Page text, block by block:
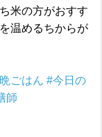
米の方がおすす
温めるちからが
ごはん #今日の
師